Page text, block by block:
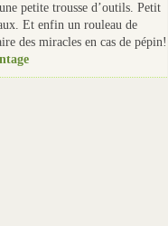
petite trousse d’outils. Petit
Et enfin un rouleau de
des miracles en cas de pépin!